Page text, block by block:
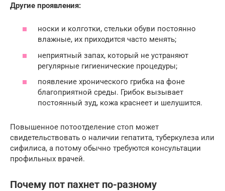
Другие проявления:
носки и колготки, стельки обуви постоянно
влажные, их приходится часто менять;
неприятный запах, который не устраняют
регулярные гигиенические процедуры;
появление хронического грибка на фоне
благоприятной среды. Грибок вызывает
постоянный зуд, кожа краснеет и шелушится.
Повышенное потоотделение стоп может
свидетельствовать о наличии гепатита, туберкулеза или
сифилиса, а потому обычно требуются консультации
профильных врачей.
Почему пот пахнет по-разному